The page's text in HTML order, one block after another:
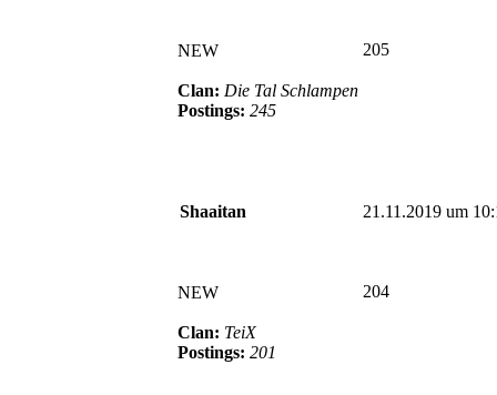
NEW
Clan: Die Tal Schlampen
Postings: 245
205
Shaaitan 21.11.2019 um
NEW
Clan: TeiX
Postings: 201
204